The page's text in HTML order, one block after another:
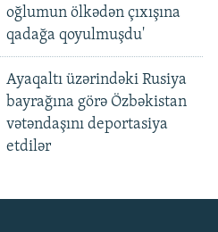
oğlumun ölkədən çıxışına
qadağa qoyulmuşdu'
Ayaqaltı üzərindəki Rusiya
bayrağına görə Özbəkistan
vətəndaşını deportasiya
etdilər